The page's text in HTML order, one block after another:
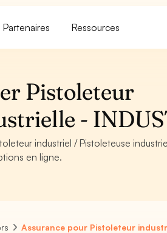
Partenaires Ressources
Pistoleteur
-
industriel / Pistoleteuse
en ligne.
Assurance pour Pistoleteur